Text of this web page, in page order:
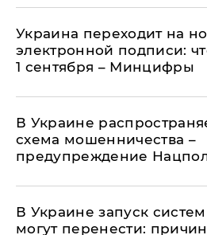
Украина переходит на
электронной подписи:
1 сентября – Минцифры
В Украине
схема мошенничества –
предупреждение
В Украине запуск
могут перенести: